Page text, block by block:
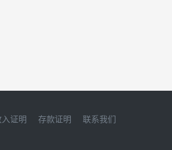
入证明 存款证明 联系我们